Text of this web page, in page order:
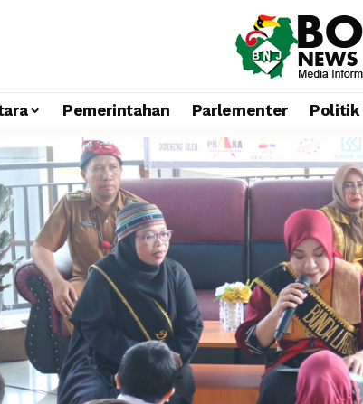
Pemerintahan Parlementer Politik